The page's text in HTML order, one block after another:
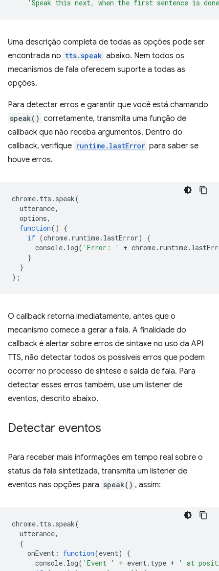
'Speak this next, when the first sentence is
Uma descrição completa de todas as opções pode ser
encontrada no tts.speak abaixo. Nem todos os
mecanismos de fala oferecem suporte a todas as
opções.
Para detectar erros e garantir que você está chamando
speak() corretamente, transmita uma função de
callback que não receba argumentos. Dentro do
callback, verifique runtime.lastError para saber se
houve erros.
chrome. tts . speak(
utterance,
options,
function()
{
if (chrome. runtime. lastError)
{
console. log( 'Error: ' + chrome. runtime.
}
}
);
O callback retorna imediatamente, antes que o
mecanismo comece a gerar a fala. A finalidade do
callback é alertar sobre erros de sintaxe no uso da API
TTS, não detectar todos os possíveis erros que podem
ocorrer no processo de síntese e saída de fala. Para
detectar esses erros também, use um listener de
eventos, descrito abaixo.
Detectar eventos
Para receber mais informações em tempo real sobre o
status da fala sintetizada, transmita um listener de
eventos nas opções para speak() , assim:
chrome. tts . speak(
utterance,
{
onEvent : function(event)
{
console. log( 'Event ' + event. type +
' at